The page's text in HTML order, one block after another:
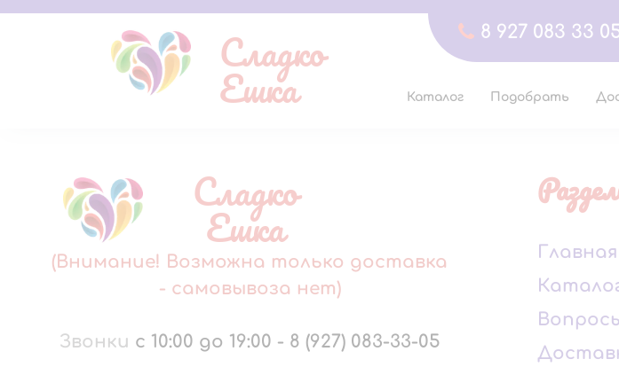
8 927 083 33
Сладко
Ешка Каталог Подобрать
Сладко
Ешка
(Внимание! Возможна только доставка
- самовывоза нет)
Звонки с 10:00 до 19:00 - 8 (927) 083-33-05
Главная